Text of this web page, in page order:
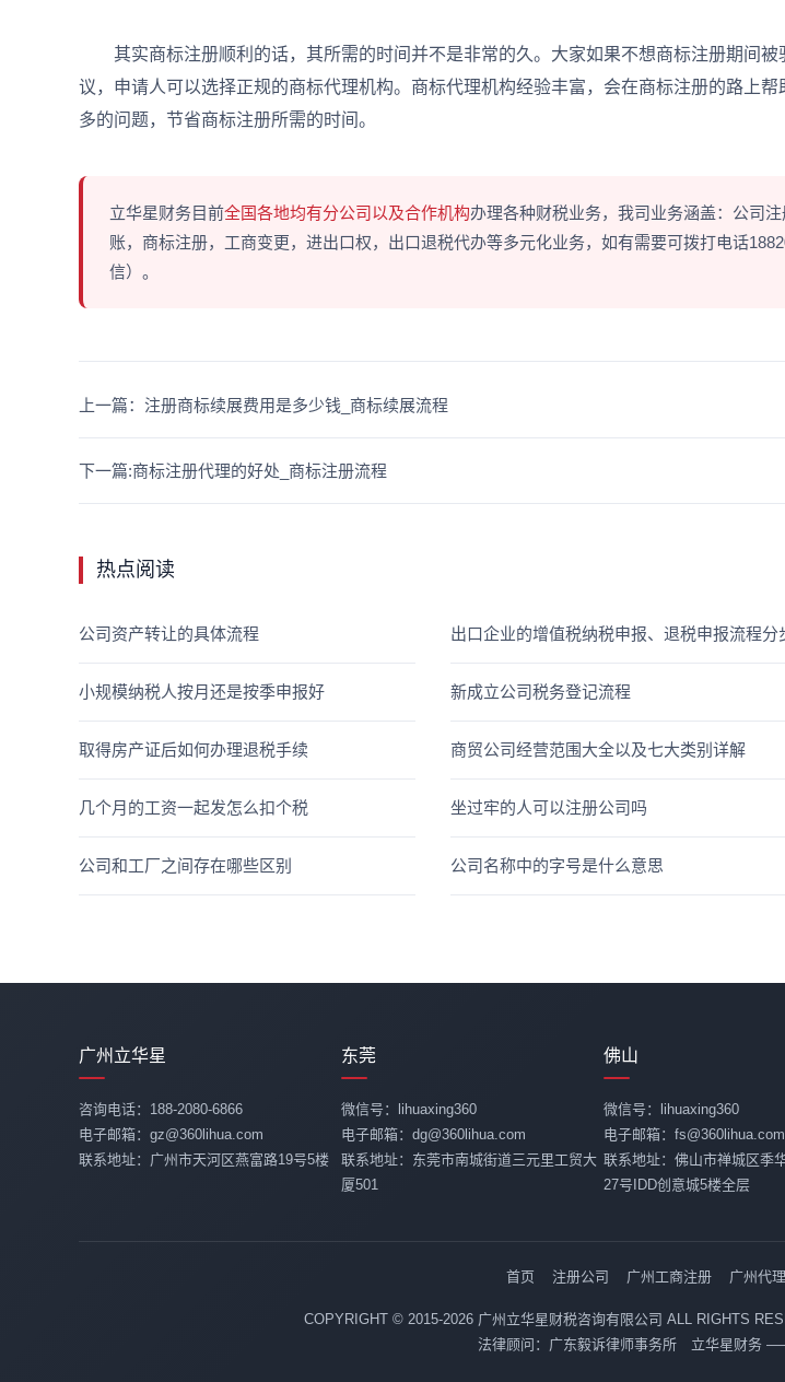
其实商标注册顺利的话，其所需的时间并不是非常的久。大家如果不想商标注册期间被
议，申请人可以选择正规的商标代理机构。商标代理机构经验丰富，会在商标注册的路上帮
多的问题，节省商标注册所需的时间。
立华星财务目前全国各地均有分公司以及合作机构办理各种财税业务，我司业务涵盖：公司
账，商标注册，工商变更，进出口权，出口退税代办等多元化业务，如有需要可拨打电话
信）。
下一篇:商标注册代理的好处_商标注册流程
上一篇：注册商标续展费用是多少钱_商标续展流程
热点阅读
公司资产转让的具体流程 出口企业的增值税纳税申报、退税申报流程分
小规模纳税人按月还是按季申报好 新成立公司税务登记流程
取得房产证后如何办理退税手续 商贸公司经营范围大全以及七大类别详解
几个月的工资一起发怎么扣个税 坐过牢的人可以注册公司吗
公司和工厂之间存在哪些区别 公司名称中的字号是什么意思
广州立华星
咨询电话：188-2080-6866
电子邮箱：gz@360lihua.com
联系地址：广州市天河区燕富路19号5楼
东莞
微信号：lihuaxing360
电子邮箱：dg@360lihua.com
联系地址：东莞市南城街道三元里工贸大
厦501
佛山
微信号：lihuaxing360
电子邮箱：fs@360lihua.com
联系地址：佛山市禅城区季
27号IDD创意城5楼全层
首页 注册公司 广州工商注册 广州代
COPYRIGHT © 2015-2026 广州立华星财税咨询有限公司 ALL RIGHTS
法律顾问：广东毅诉律师事务所 立华星财务